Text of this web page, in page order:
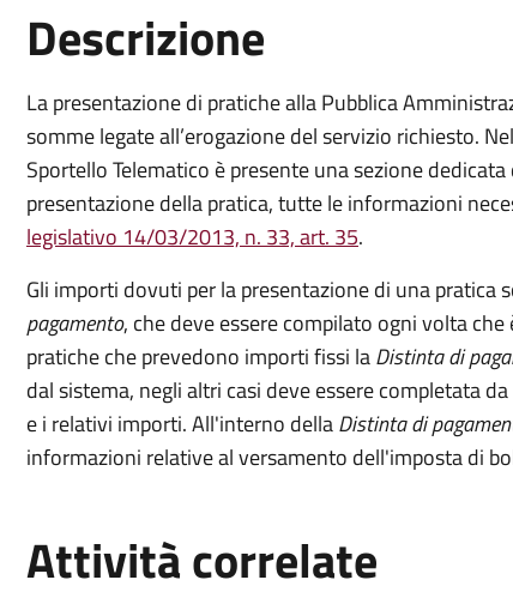
Descrizione
La presentazione di pratiche alla Pubblica
somme legate all’erogazione del servizio richiesto.
Sportello Telematico è presente una sezione
presentazione della pratica, tutte le informazioni
legislativo 14/03/2013, n. 33, art. 35.
Gli importi dovuti per la presentazione di una pratica
pagamento, che deve essere compilato ogni volta
pratiche che prevedono importi fissi laDistinta di
dal sistema, negli altri casi deve essere completata
e i relativi importi.All'interno dellaDistinta di
informazioni relative al versamento dell'imposta di
Attività correlate